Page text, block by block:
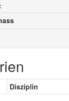
Disziplin